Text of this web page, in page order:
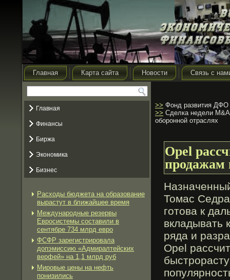
Главная Карта сайта Новости Связь с
Главная
Финансы
Биржа
Экономика
Бизнес
Расходы бюджета на образование
вырастут в ближайшее время
Международные резервы
Евросистемы составили в
сентябре 734 млрд евро
ФСФР зарегистрировала
допэмиссию «Адмиралтейских
верфей» на 1,1 млрд руб
Мировые цены на нефть
понизились
>> Фонд развития ДФО
>> Сделка недели
оборонной отраслях
Opel
продажам
Томас
готова к
вкладывать
ряда и
Opel